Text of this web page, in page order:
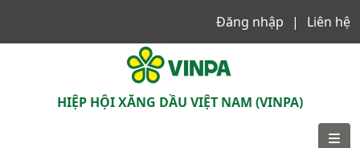
Đăng nhập
Liên hệ
HIỆP HỘI XĂNG DẦU VIỆT NAM (VINPA)